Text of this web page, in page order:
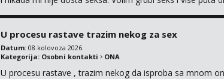
U procesu rastave trazim nekog za sex
Datum: 08.kolovoza 2026.
Kategorija: Osobni kontakti ONA
U procesu rastave , trazim nekog da isproba sa mnom